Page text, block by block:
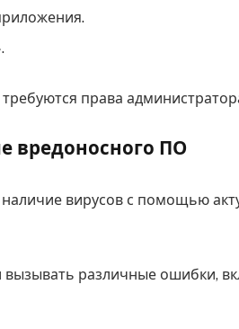
права
вредоносного ПО
вирусов с помощью
различные ошибки,